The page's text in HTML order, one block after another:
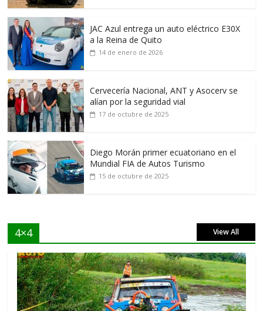
JAC Azul entrega un auto eléctrico E30X
a la Reina de Quito
14 de enero de 2026
Cervecería Nacional, ANT y Asocerv se
alían por la seguridad vial
17 de octubre de 2025
Diego Morán primer ecuatoriano en el
Mundial FIA de Autos Turismo
15 de octubre de 2025
4×4 View All